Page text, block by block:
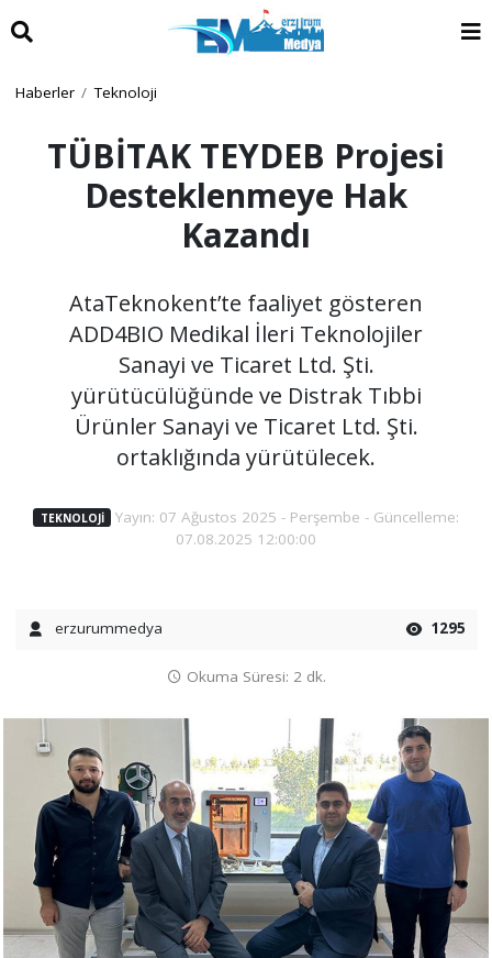
Haberler Teknoloji
TÜBİTAK TEYDEB Projesi
Desteklenmeye Hak
Kazandı
AtaTeknokent’te faaliyet gösteren
ADD4BIO Medikal İleri Teknolojiler
Sanayi ve Ticaret Ltd. Şti.
yürütücülüğünde ve Distrak Tıbbi
Ürünler Sanayi ve Ticaret Ltd. Şti.
ortaklığında yürütülecek.
TEKNOLOJI
Yayın: 07 Ağustos 2025 - Perşembe - Güncelleme:
07.08.2025 12:00:00
erzurummedya 1295
Okuma Süresi: 2 dk.